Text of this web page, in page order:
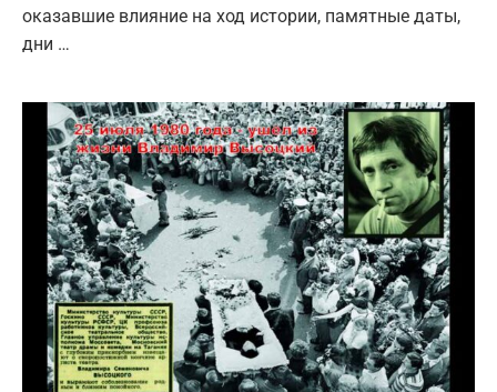
оказавшие влияние на ход истории, памятные даты,
дни …